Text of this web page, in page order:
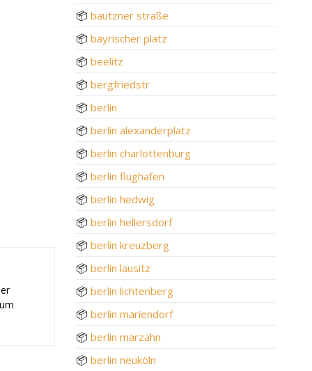
📦 bautzner straße
📦 bayrischer platz
📦 beelitz
📦 bergfriedstr
📦 berlin
📦 berlin alexanderplatz
📦 berlin charlottenburg
📦 berlin flughafen
📦 berlin hedwig
📦 berlin hellersdorf
📦 berlin kreuzberg
📦 berlin lausitz
📦 berlin lichtenberg
📦 berlin mariendorf
📦 berlin marzahn
📦 berlin neuköln